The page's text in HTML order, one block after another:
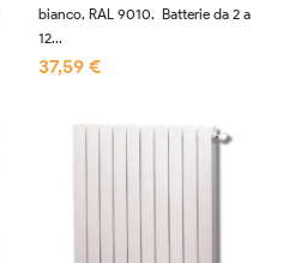
bianco, RAL 9010. Batterie da 2 a
12...
37,59 €